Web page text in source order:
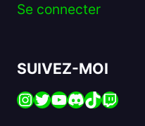
Se connecter
SUIVEZ-MOI
Instagram
Twitter
YouTube
Discord
TikTok
Twitch